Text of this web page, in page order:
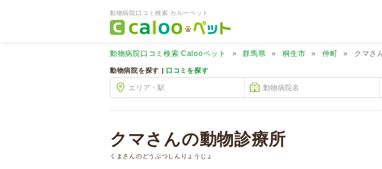
動物病院口コミ検索 カルーペット
動物病院口コミ検索 Calooペット 群馬県 桐生市 仲町 クマさ
動物病院を探す | 口コミを探す
クマさんの動物診療所
くまさんのどうぶつしんりょうじょ